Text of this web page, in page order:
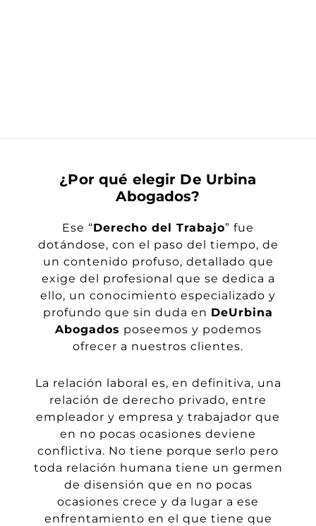
¿Por qué elegir De Urbina
Abogados?
Ese “Derecho del Trabajo” fue
dotándose, con el paso del tiempo, de
un contenido profuso, detallado que
exige del profesional que se dedica a
ello, un conocimiento especializado y
profundo que sin duda en DeUrbina
Abogados poseemos y podemos
ofrecer a nuestros clientes.
La relación laboral es, en definitiva, una
relación de derecho privado, entre
empleador y empresa y trabajador que
en no pocas ocasiones deviene
conflictiva. No tiene porque serlo pero
toda relación humana tiene un germen
de disensión que en no pocas
ocasiones crece y da lugar a ese
enfrentamiento en el que tiene que